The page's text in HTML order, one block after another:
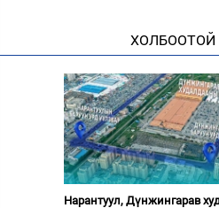
ХОЛБООТОЙ
Нарантуул, Дүнжингарав